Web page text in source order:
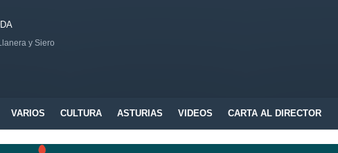
y Siero
VARIOS CULTURA ASTURIAS VIDEOS CARTA AL DIRECTOR